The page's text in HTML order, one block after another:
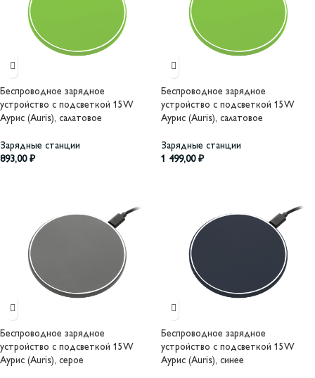
Беспроводное зарядное
устройство с подсветкой 15W
Аурис (Auris), салатовое
Зарядные станции
893,00 ₽
Беспроводное зарядное
устройство с подсветкой 15W
Аурис (Auris), салатовое
Зарядные станции
1 499,00 ₽
Беспроводное зарядное
устройство с подсветкой 15W
Аурис (Auris), серое
Беспроводное зарядное
устройство с подсветкой 15W
Аурис (Auris), синее